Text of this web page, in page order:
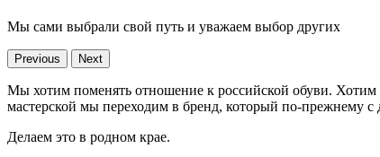
Мы сами выбрали свой путь и уважаем выбор других
Previous Next
Мы хотим поменять отношение к российской обуви. Хотим
мастерской мы переходим в бренд, который по-прежнему
Делаем это в родном крае.